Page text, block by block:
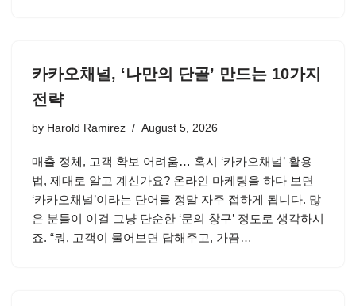
카카오채널, ‘나만의 단골’ 만드는 10가지
전략
by Harold Ramirez August 5, 2026
매출 정체, 고객 확보 어려움… 혹시 ‘카카오채널’ 활용
법, 제대로 알고 계신가요? 온라인 마케팅을 하다 보면
‘카카오채널’이라는 단어를 정말 자주 접하게 됩니다. 많
은 분들이 이걸 그냥 단순한 ‘문의 창구’ 정도로 생각하시
죠. “뭐, 고객이 물어보면 답해주고, 가끔…